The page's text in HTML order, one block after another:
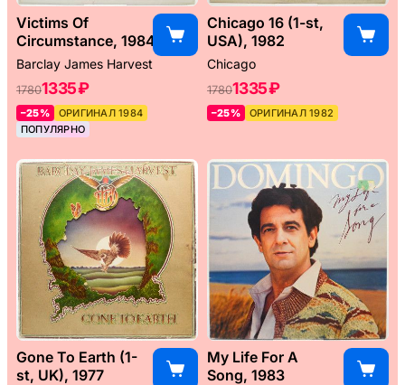
Victims Of
Circumstance, 1984
Barclay James Harvest
17801335 ₽
–25%
ОРИГИНАЛ 1984
ПОПУЛЯРНО
Chicago 16 (1-st,
USA), 1982
Chicago
17801335 ₽
–25% ОРИГИНАЛ 1982
Gone To Earth (1-
st, UK), 1977
My Life For A
Song, 1983